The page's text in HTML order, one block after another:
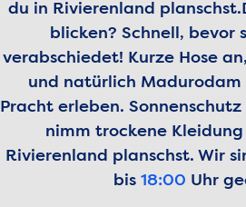
du in Rivierenland planschst.
blicken? Schnell, bevor
verabschiedet! Kurze Hose
und natürlich Madurodam
Pracht erleben.
nimm trockene
Rivierenland planschst. Wir
bis 18:00 Uhr